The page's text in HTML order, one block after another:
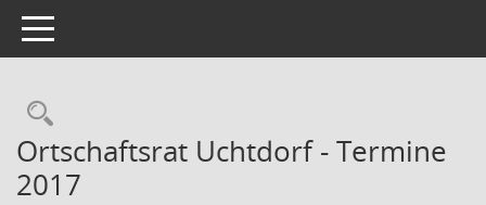
Toggle navigation
Rechercheauswahl
Ortschaftsrat Uchtdorf - Termine
2017